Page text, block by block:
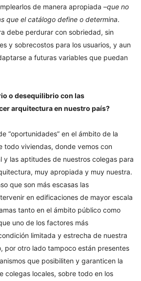
de manera apropiada –que no
que el catálogo define o determina.
debe perdurar con sobriedad, sin
y sobrecostos para los usuarios, y aun
a futuras variables que puedan
o desequilibrio con las
arquitectura en nuestro país?
“oportunidades” en el ámbito de la
todo viviendas, donde vemos con
y las aptitudes de nuestros colegas para
muy apropiada y muy nuestra.
que son más escasas las
en edificaciones de mayor escala
tanto en el ámbito público como
uno de los factores más
limitada y estrecha de nuestra
por otro lado tampoco están presentes
que posibiliten y garanticen la
colegas locales, sobre todo en los